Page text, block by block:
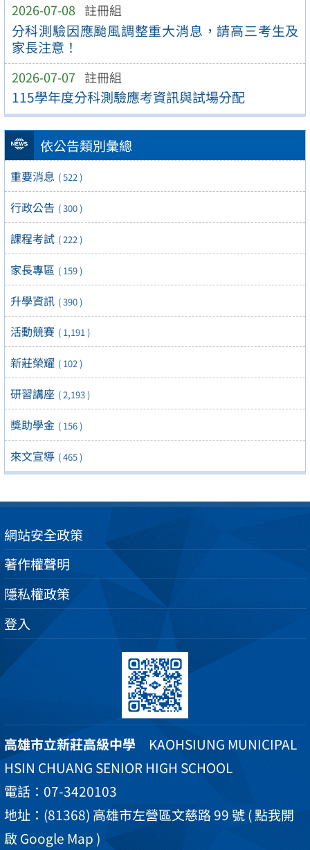
2026-07-08 註冊組
分科測驗因應颱風調整重大消息，請高三考生及
家長注意！
2026-07-07 註冊組
115學年度分科測驗應考資訊與試場分配
依公告類別彙總
重要消息 ( 522 )
行政公告 ( 300 )
課程考試 ( 222 )
家長專區 ( 159 )
升學資訊 ( 390 )
活動競賽 ( 1,191 )
新莊榮耀 ( 102 )
研習講座 ( 2,193 )
獎助學金 ( 156 )
來文宣導 ( 465 )
網站安全政策
著作權聲明
隱私權政策
登入
高雄市立新莊高級中學 KAOHSIUNG MUNICIPAL
HSIN CHUANG SENIOR HIGH SCHOOL
電話：07-3420103
地址：(81368) 高雄市左營區文慈路 99 號( 點我開
啟 Google Map )